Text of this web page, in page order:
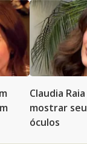
Claudia
mostrar
óculos